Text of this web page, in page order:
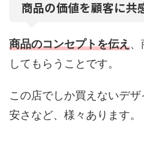
商品の価値を顧客に共
商品のコンセプトを伝え
してもらうことです。
この店でしか買えないデ
安さなど、様々あります。